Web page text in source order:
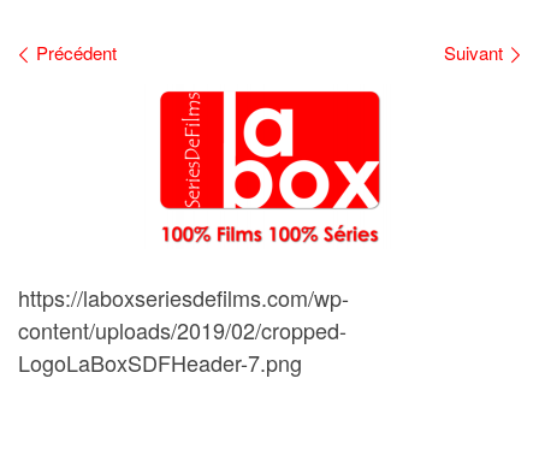
Navigation des images
Précédent Suivant
https://laboxseriesdefilms.com/wp-
content/uploads/2019/02/cropped-
LogoLaBoxSDFHeader-7.png